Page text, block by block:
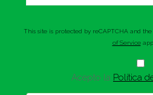
This site is protected by reCAPTCHA and
of Service
Acepto la Política